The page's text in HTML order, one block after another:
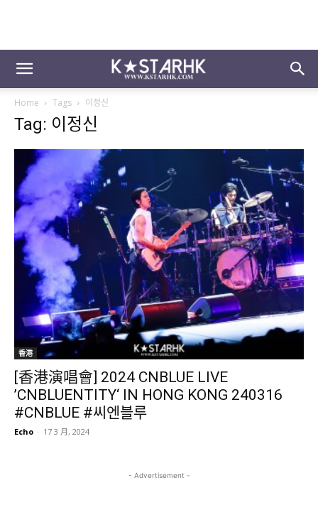
Home Tags 이정신
Tag: 이정신
香港
[香港演唱會] 2024 CNBLUE LIVE
’CNBLUENTITY‘ IN HONG KONG 240316
#CNBLUE #씨엔블루
Echo - 17 3 月, 2024
- Advertisement -